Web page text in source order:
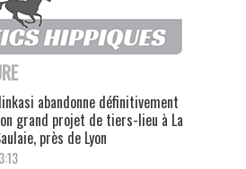
abandonne définitivement
grand projet de tiers-lieu à La
près de Lyon